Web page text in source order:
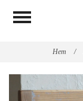
Hem /